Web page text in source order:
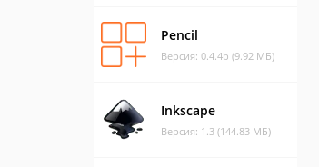
Pencil
Версия: 0.4.4b (9.92 МБ)
Inkscape
Версия: 1.3 (144.83 МБ)